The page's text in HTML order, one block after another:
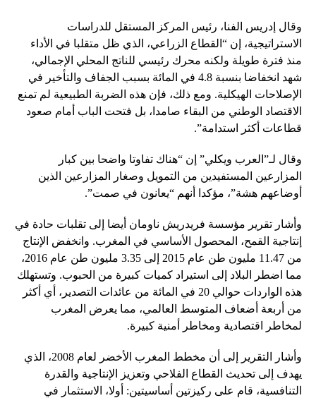
وقال إدريس الفنا، رئيس المركز المستقل للدراسات
الاستراتيجية، إن “القطاع الزراعي، الذي ظل متقلبا في الأداء
منذ فترة طويلة ولكنه محرك رئيسي للناتج المحلي الإجمالي،
شهد انخفاضا بنسبة 4.8 في المائة بسبب الجفاف والتأخير في
الإصلاحات الهيكلية. ومع ذلك، فإن هذه الضربة الطبيعية لم تمنع
الاقتصاد الوطني من البقاء صامدا، بل فتحت الباب أمام صعود
قطاعات أكثر استدامة”.
وقال لـ”العرب ويكلي” إن “هناك تفاوتا واضحا بين كبار
المزارعين المستفيدين من التمويل وصغار المزارعين الذين
أوضاعهم هشة”، مؤكدا أنهم “يعانون في صمت”.
وأشار تقرير مؤسسة فريدريش ناومان أيضا إلى تقلبات حادة في
إنتاجية القمح، المحصول الأساسي في المغرب. وانخفض الإنتاج
من 11.47 مليون طن عام 2015 إلى 3.35 مليون طن عام 2016،
مما اضطر البلاد إلى استيراد كميات كبيرة من الحبوب. وتستهلك
هذه الواردات حوالي 20 في المائة من عائدات التصدير، أي أكثر
من أربعة أضعاف المتوسط ​​العالمي، مما يعرض المغرب
لمخاطر اقتصادية ومخاطر أمنية كبيرة.
وأشار التقرير إلى أن مخطط المغرب الأخضر لعام 2008، الذي
يهدف إلى تحديث القطاع الفلاحي وتعزيز الإنتاجية والقدرة
التنافسية، قام على ركيزتين أساسيتين: أولا، الاستثمار في